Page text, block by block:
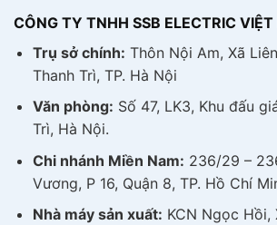
CÔNG TY TNHH SSB ELECTRIC
Trụ sở chính: Thôn Nội Am, Xã
Thanh Trì, TP. Hà Nội
Văn phòng: Số 47, LK3, Khu đấu
Trì, Hà Nội.
Chi nhánh Miền Nam: 236/29 –
Vương, P 16, Quận 8, TP. Hồ Chí
Nhà máy sản xuất: KCN Ngọc Hồi,